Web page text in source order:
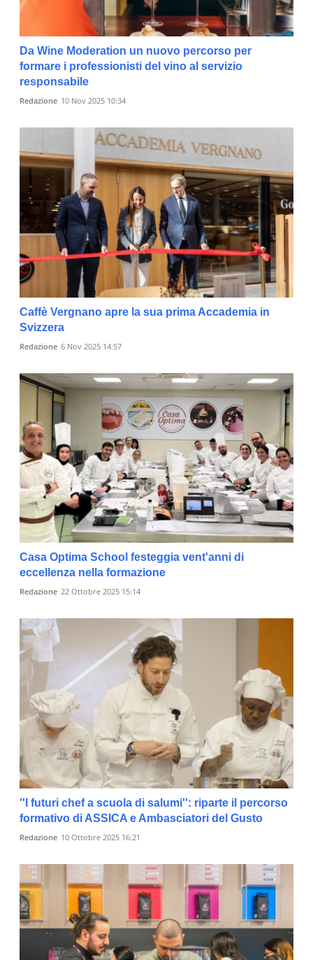
Da Wine Moderation un nuovo percorso per
formare i professionisti del vino al servizio
responsabile
Redazione 10 Nov 2025 10:34
Caffè Vergnano apre la sua prima Accademia in
Svizzera
Redazione 6 Nov 2025 14:57
Casa Optima School festeggia vent'anni di
eccellenza nella formazione
Redazione 22 Ottobre 2025 15:14
''I futuri chef a scuola di salumi'': riparte il percorso
formativo di ASSICA e Ambasciatori del Gusto
Redazione 10 Ottobre 2025 16:21